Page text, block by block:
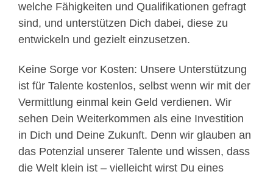
welche Fähigkeiten und Qualifikationen gefragt
sind, und unterstützen Dich dabei, diese zu
entwickeln und gezielt einzusetzen.
Keine Sorge vor Kosten: Unsere Unterstützung
ist für Talente kostenlos, selbst wenn wir mit der
Vermittlung einmal kein Geld verdienen. Wir
sehen Dein Weiterkommen als eine Investition
in Dich und Deine Zukunft. Denn wir glauben an
das Potenzial unserer Talente und wissen, dass
die Welt klein ist – vielleicht wirst Du eines